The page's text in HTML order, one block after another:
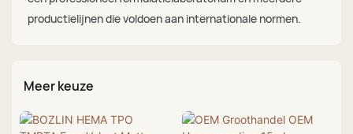
productielijnen die voldoen aan internationale normen.
Meer keuze